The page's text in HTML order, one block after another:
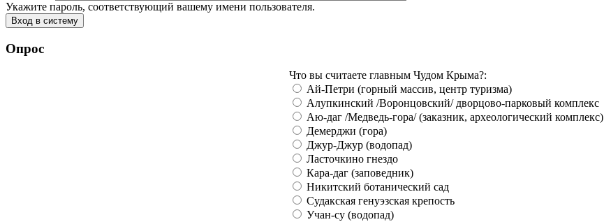
Укажите пароль, соответствующий вашему имени пользователя.
Опрос
Что вы считаете главным Чудом Крыма?:
Ай-Петри (горный массив, центр туризма)
Алупкинский /Воронцовский/ дворцово-парковый комплекс
Аю-даг /Медведь-гора/ (заказник, археологический комплекс)
Демерджи (гора)
Джур-Джур (водопад)
Ласточкино гнездо
Кара-даг (заповедник)
Никитский ботанический сад
Судакская генуэзская крепость
Учан-су (водопад)